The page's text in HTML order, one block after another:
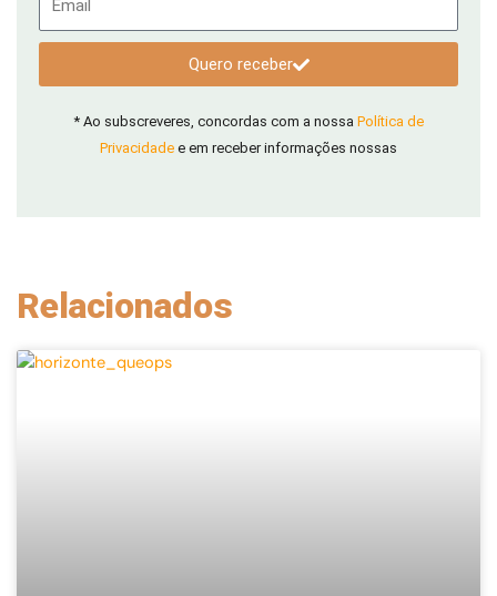
Quero receber
* Ao subscreveres, concordas com a nossa Política de
Privacidade e em receber informações nossas
Relacionados